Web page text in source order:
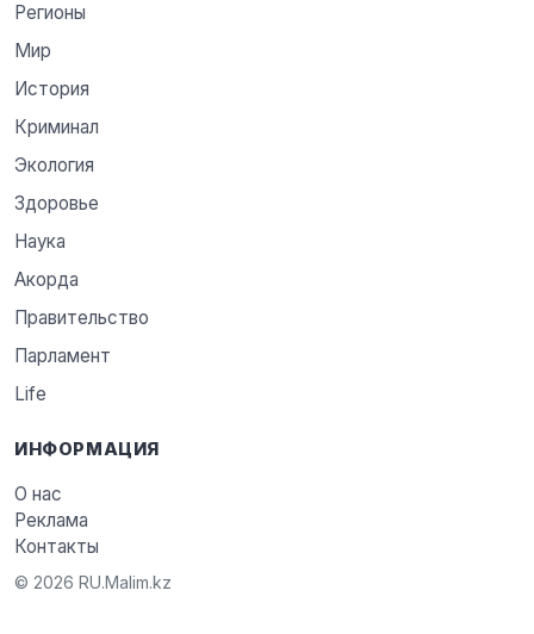
Регионы
Мир
История
Криминал
Экология
Здоровье
Наука
Акорда
Правительство
Парламент
Life
ИНФОРМАЦИЯ
О нас
Реклама
Контакты
© 2026 RU.Malim.kz